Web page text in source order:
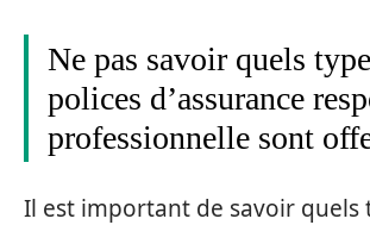
Ne pas savoir quels
polices d’assurance
professionnelle sont
Il est important de savoir quels